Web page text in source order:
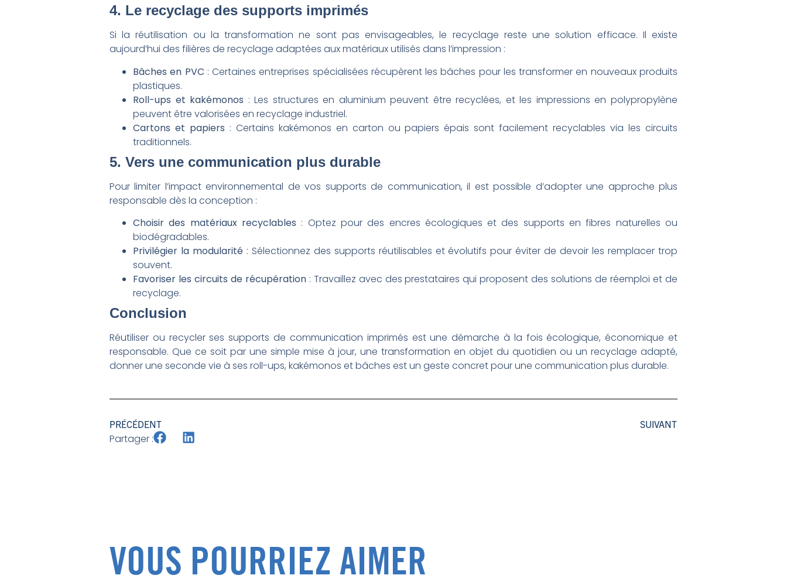
4. Le recyclage des supports imprimés
Si la réutilisation ou la transformation ne sont pas envisageables, le recyclage reste une solution efficace. Il existe
aujourd’hui des filières de recyclage adaptées aux matériaux utilisés dans l’impression :
Bâches en PVC : Certaines entreprises spécialisées récupèrent les bâches pour les transformer en nouveaux produits
plastiques.
Roll-ups et kakémonos : Les structures en aluminium peuvent être recyclées, et les impressions en polypropylène
peuvent être valorisées en recyclage industriel.
Cartons et papiers : Certains kakémonos en carton ou papiers épais sont facilement recyclables via les circuits
traditionnels.
5. Vers une communication plus durable
Pour limiter l’impact environnemental de vos supports de communication, il est possible d’adopter une approche plus
responsable dès la conception :
Choisir des matériaux recyclables : Optez pour des encres écologiques et des supports en fibres naturelles ou
biodégradables.
Privilégier la modularité: Sélectionnez des supports réutilisables et évolutifs pour éviter de devoir les remplacer trop
souvent.
Favoriser les circuits de récupération: Travaillez avec des prestataires qui proposent des solutions de réemploi et de
recyclage.
Conclusion
Réutiliser ou recycler ses supports de communication imprimés est une démarche à la fois écologique, économique et
responsable. Que ce soit par une simple mise à jour, une transformation en objet du quotidien ou un recyclage adapté,
donner une seconde vie à ses roll-ups, kakémonos et bâches est un geste concret pour une communication plus durable.
PRÉCÉDENT SUIVANT
Partager :
VOUS POURRIEZ AIMER